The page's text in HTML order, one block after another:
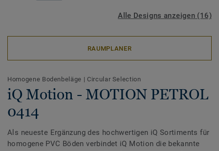
Alle Designs anzeigen (16)
RAUMPLANER
Homogene Bodenbeläge | Circular Selection
iQ Motion - MOTION PETROL
0414
Als neueste Ergänzung des hochwertigen iQ Sortiments für
homogene PVC Böden verbindet iQ Motion die bekannte